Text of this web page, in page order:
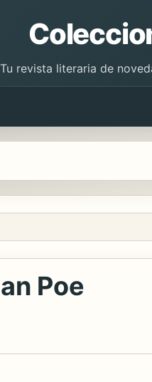
Tu revista literaria de
Poe